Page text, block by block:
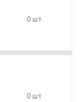
0 шт.
0 шт.